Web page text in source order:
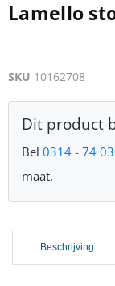
Lamello
SKU 10162708
Dit product
Bel 0314 - 74
maat.
Beschrijving